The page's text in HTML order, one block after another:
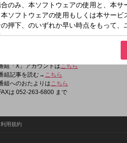
組名
ドラ魂キング
超ド級、スポーツエンタ！ 月曜は、ドラファ
面々と加藤里奈、三浦優奈、安藤渚七のドラ魂
組「X」アカウントはこちら
組記事を読む→ こちら
組へのおたよりはこちら
は 052-263-6800 まで
利用規約